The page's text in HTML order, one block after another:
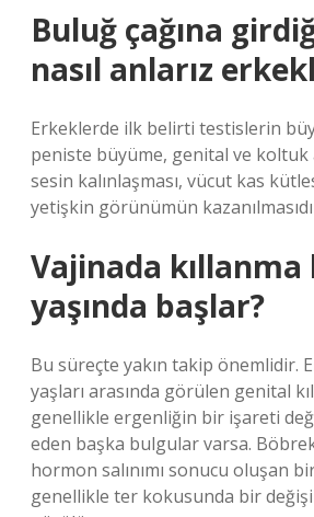
Buluğ çağına
nasıl anlarız
Erkeklerde ilk belirti testislerin
peniste büyüme, genital ve koltuk
sesin kalınlaşması, vücut kas
yetişkin görünümün
Vajinada kıllanma
yaşında başlar?
Bu süreçte yakın takip önemlidir.
yaşları arasında görülen genital
genellikle ergenliğin bir işareti
eden başka bulgular varsa.
hormon salınımı sonucu oluşan
genellikle ter kokusunda bir